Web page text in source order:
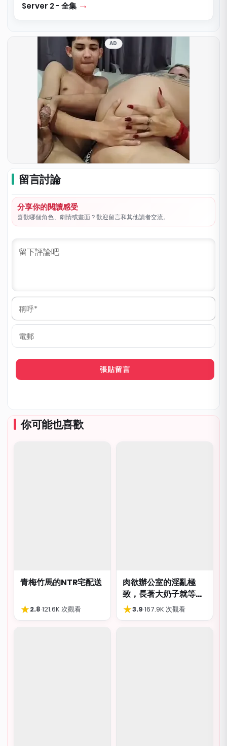
Server 2 - 全集
AD
留言討論
分享你的閱讀感受
喜歡哪個角色、劇情或畫面？歡迎留言和其他讀者交流。
稱
*
郵
你可能也喜歡
青梅竹馬的NTR宅配送
★2.8·121.6K 次觀看
肉欲辦公室的淫亂極
致，長著大奶子就等著
被猥褻侮辱
★3.9·167.9K 次觀看